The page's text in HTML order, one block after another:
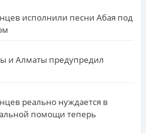
исполнили песни Абая под
и Алматы предупредил
реально нуждается в
помощи теперь